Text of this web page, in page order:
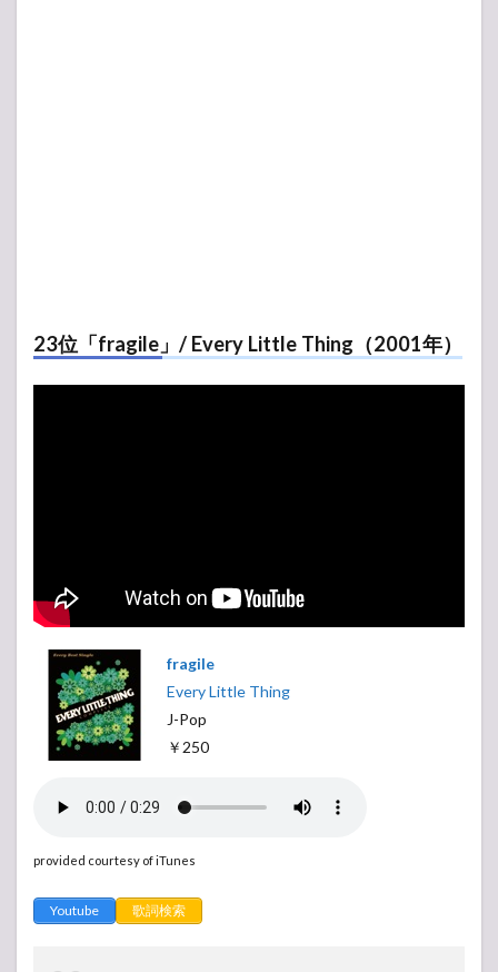
23位「fragile」/ Every Little Thing（2001年）
fragile
Every Little Thing
J-Pop
￥250
provided courtesy of iTunes
Youtube 歌詞検索